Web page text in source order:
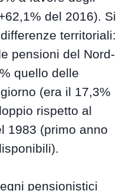
del 2016). Si
territoriali:
pensioni del Nord-
quello delle
(era il 17,3%
rispetto al
1983 (primo anno
pensionistici